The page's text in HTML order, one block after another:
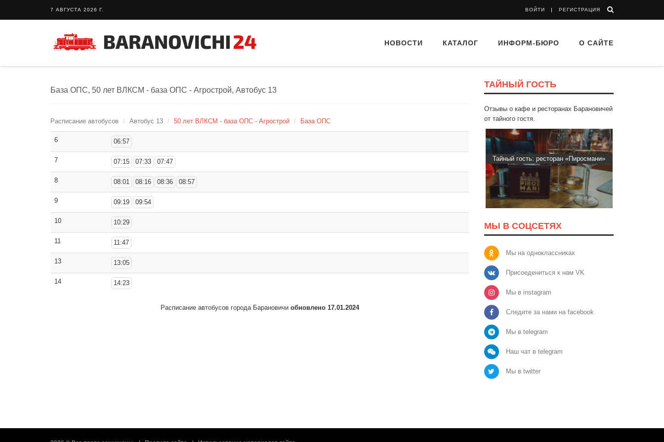
7 АВГУСТА 2026 Г. ВОЙТИ РЕГИСТРАЦИЯ
НОВОСТИ КАТАЛОГ ИНФОРМ-БЮРО О САЙТЕ
База ОПС, 50 лет ВЛКСМ - база ОПС - Агрострой, Автобус 13
Расписание автобусов Автобус 13 50 лет ВЛКСМ - база ОПС - Агрострой База ОПС
6 06:57
7 07:15 07:33 07:47
8 08:01 08:16 08:36 08:57
9 09:19 09:54
10 10:29
11 11:47
13 13:05
14 14:23
Расписание автобусов города Барановичи обновлено 17.01.2024
ТАЙНЫЙ ГОСТЬ
Отзывы о кафе и ресторанах Барановичей
от тайного гостя.
Тайный гость: ресторан «Пиросмани» Тайный гость: кафе
МЫ В СОЦСЕТЯХ
Мы на одноклассниках
Присоедениться к нам VK
Мы в instagram
Следите за нами на facebook
Мы в telegram
Наш чат в telegram
Мы в twitter